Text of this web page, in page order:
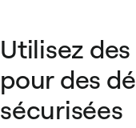
Utilisez
pour des
sécurisées